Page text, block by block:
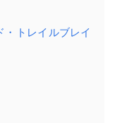
・トレイルブレイ